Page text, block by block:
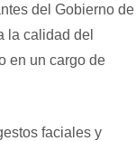
del Gobierno de
la calidad del
en un cargo de
faciales y